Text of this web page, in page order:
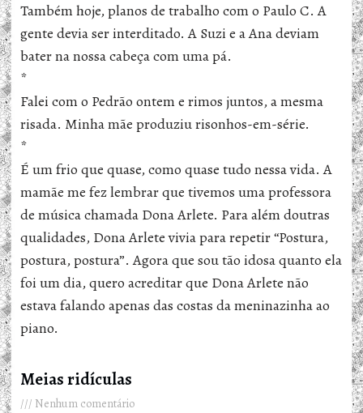
Também hoje, planos de trabalho com o Paulo C. A
gente devia ser interditado. A Suzi e a Ana deviam
bater na nossa cabeça com uma pá.
*
Falei com o Pedrão ontem e rimos juntos, a mesma
risada. Minha mãe produziu risonhos-em-série.
*
É um frio que quase, como quase tudo nessa vida. A
mamãe me fez lembrar que tivemos uma professora
de música chamada Dona Arlete. Para além doutras
qualidades, Dona Arlete vivia para repetir “Postura,
postura, postura”. Agora que sou tão idosa quanto ela
foi um dia, quero acreditar que Dona Arlete não
estava falando apenas das costas da meninazinha ao
piano.
Meias ridículas
Nenhum comentário